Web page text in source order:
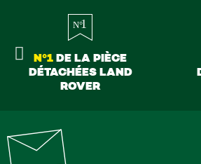
N°1DE LA PIÈCE
DÉTACHÉES LAND
ROVER